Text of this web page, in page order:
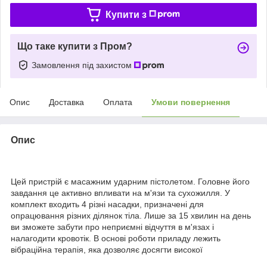
Купити з
Що таке купити з Пром?
Замовлення під захистом
Опис Доставка Оплата Умови повернення
Опис
Цей пристрій є масажним ударним пістолетом. Головне його
завдання це активно впливати на м'язи та сухожилля. У
комплект входить 4 різні насадки, призначені для
опрацювання різних ділянок тіла. Лише за 15 хвилин на день
ви зможете забути про неприємні відчуття в м'язах і
налагодити кровотік. В основі роботи приладу лежить
вібраційна терапія, яка дозволяє досягти високої